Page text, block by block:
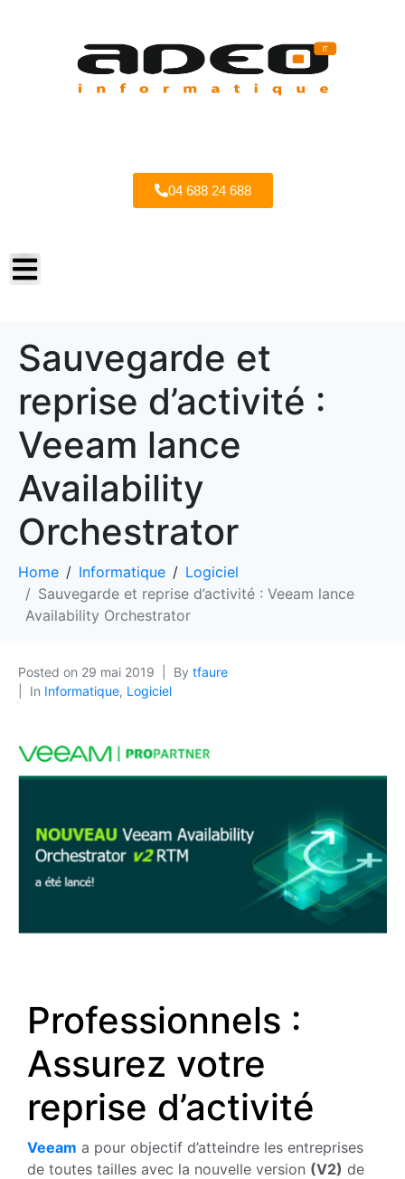
04 688 24 688
Sauvegarde et
reprise d’activité :
Veeam lance
Availability
Orchestrator
Home Informatique
Logiciel
Sauvegarde et reprise d’activité : Veeam lance
Availability Orchestrator
Posted on 29 mai 2019 By tfaure
In Informatique, Logiciel
Professionnels :
Assurez votre
reprise d’activité
Veeam a pour objectif d’atteindre les entreprises
de toutes tailles avec la nouvelle version (V2) de